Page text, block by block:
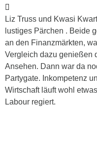
Liz Truss und Kwasi
lustiges Pärchen . Beide
an den Finanzmärkten,
Vergleich dazu genießen
Ansehen. Dann war da
Partygate. Inkompetenz
Wirtschaft läuft wohl
Labour regiert.